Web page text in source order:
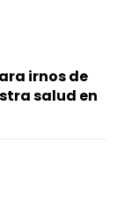
irnos de
salud en